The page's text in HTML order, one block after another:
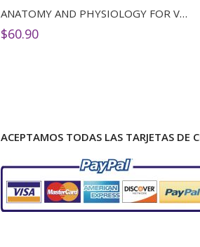
ANATOMY AND PHYSIOLOGY FOR VETERINARY TECHNICIANS AND NURSES
$60.90
ACEPTAMOS TODAS LAS TARJETAS DE